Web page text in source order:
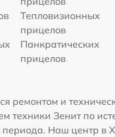
Тепловизионных
прицелов
Панкратических
прицелов
ремонтом и
техники Зенит по
периода. Наш центр в